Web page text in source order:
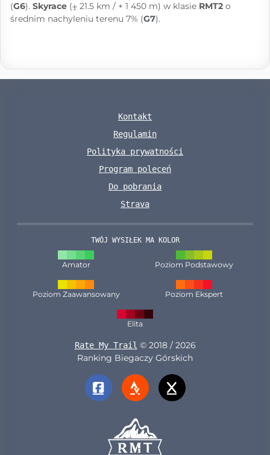
(G6). Skyrace (⨦ 21.5 km / + 1 450 m) w klasie RMT2 o
średnim nachyleniu terenu 7% (G7).
Kontakt
Regulamin
Polityka prywatności
Program poleceń
Do pobrania
Strava
TWÓJ WYSIŁEK MA KOLOR
Amator Poziom Podstawowy
Poziom Zaawansowany Poziom Ekspert
Elita
Rate My Trail © 2018 / 2026
Ranking Biegaczy Górskich